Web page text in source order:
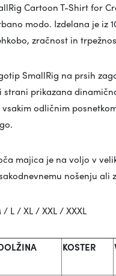
Cartoon T-Shirt for
modo. Izdelana je iz
zračnost in
SmallRig na prsih
strani prikazana
odličnim
majica je na voljo v
nošenju ali
/ L / XL / XXL / XXXL
KOSTER